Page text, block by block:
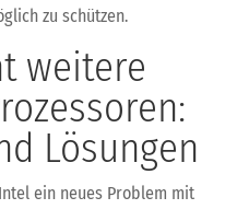
zu schützen.
weitere
Lösungen
ein neues Problem mit